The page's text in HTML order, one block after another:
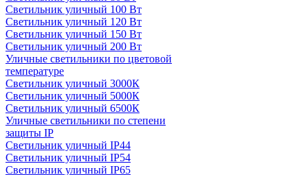
Светильник уличный 100 Вт
Светильник уличный 120 Вт
Светильник уличный 150 Вт
Светильник уличный 200 Вт
Уличные светильники по цветовой
температуре
Cветильник уличный 3000К
Cветильник уличный 5000К
Cветильник уличный 6500К
Уличные светильники по степени
защиты IP
Светильник уличный IP44
Светильник уличный IP54
Светильник уличный IP65